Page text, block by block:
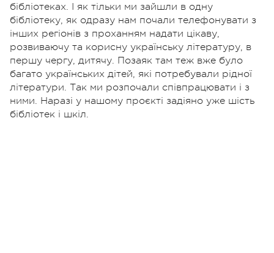
бібліотеках. І як тільки ми зайшли в одну
бібліотеку, як одразу нам почали телефонувати з
інших регіонів з проханням надати цікаву,
розвиваючу та корисну українську літературу, в
першу чергу, дитячу. Позаяк там теж вже було
багато українських дітей, які потребували рідної
літератури. Так ми розпочали співпрацювати і з
ними. Наразі у нашому проєкті задіяно уже шість
бібліотек і шкіл.